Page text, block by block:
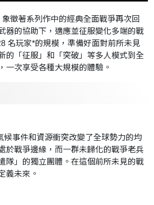
象徵著系列作中的經典全面戰爭再次回
器的協助下，適應並征服變化多端的戰
名玩家*的規模，準備好面對前所未見
的「征服」和「突破」等多人模式到全
一次享受各種大規模的體驗。
候事件和資源衝突改變了全球勢力的均
於戰爭邊緣，而一群未歸化的戰爭老兵
隊」的獨立團體。在這個前所未見的戰
義未來。